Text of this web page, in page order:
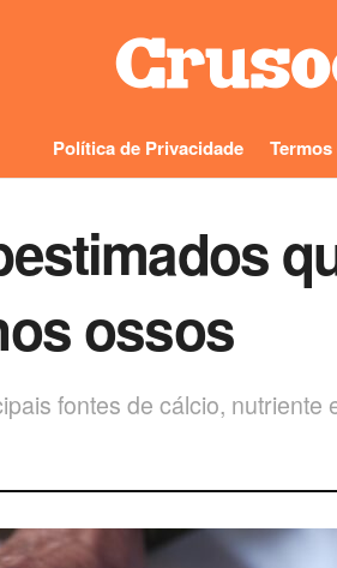
Política de Privacidade
ossos
fontes de cálcio,